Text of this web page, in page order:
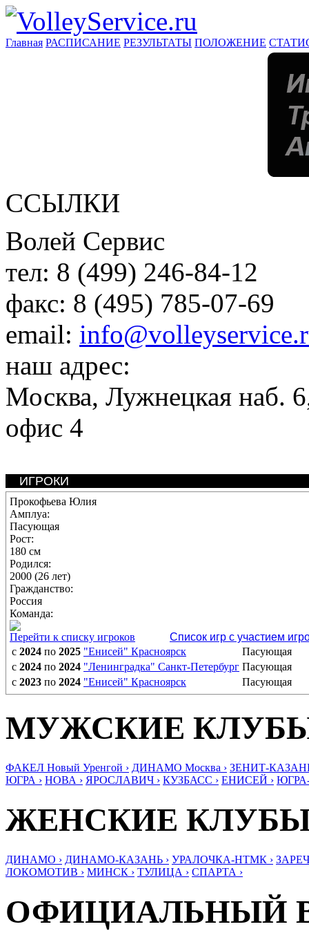
Главная РАСПИСАНИЕ РЕЗУЛЬТАТЫ ПОЛОЖЕНИЕ
ССЫЛКИ
Волей Сервис
тел: 8 (499) 246-84-12
факс: 8 (495) 785-07-69
email:
наш адрес:
Москва, Лужнецкая наб.
офис 4
ИГРОКИ
Прокофьева Юлия
Амплуа:
Пасующая
Рост:
180 см
Родился:
2000 (26 лет)
Гражданство:
Россия
Команда:
Перейти к списку игроков
Список игр с участием
с 2024 по 2025 "Енисей" Красноярск
Пасующая
с 2024 по 2024 "Ленинградка" Санкт-Петербург Пасующая
с 2023 по 2024 "Енисей" Красноярск Пасующая
МУЖСКИЕ
ФАКЕЛ Новый Уренгой › ДИНАМО Москва › ЗЕНИТ-
ЮГРА › НОВА › ЯРОСЛАВИЧ › КУЗБАСС › ЕНИСЕЙ ›
ЖЕНСКИЕ
ДИНАМО › ДИНАМО-КАЗАНЬ › УРАЛОЧКА-НТМК ›
ЛОКОМОТИВ › МИНСК › ТУЛИЦА › СПАРТА ›
ОФИЦИАЛЬНЫЙ